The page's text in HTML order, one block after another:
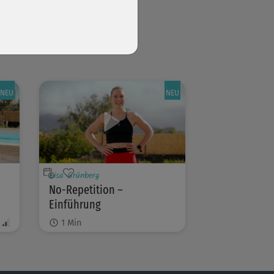
NEU NEU
Lisa Grünberg
No-Repetition –
Einführung
1 Min